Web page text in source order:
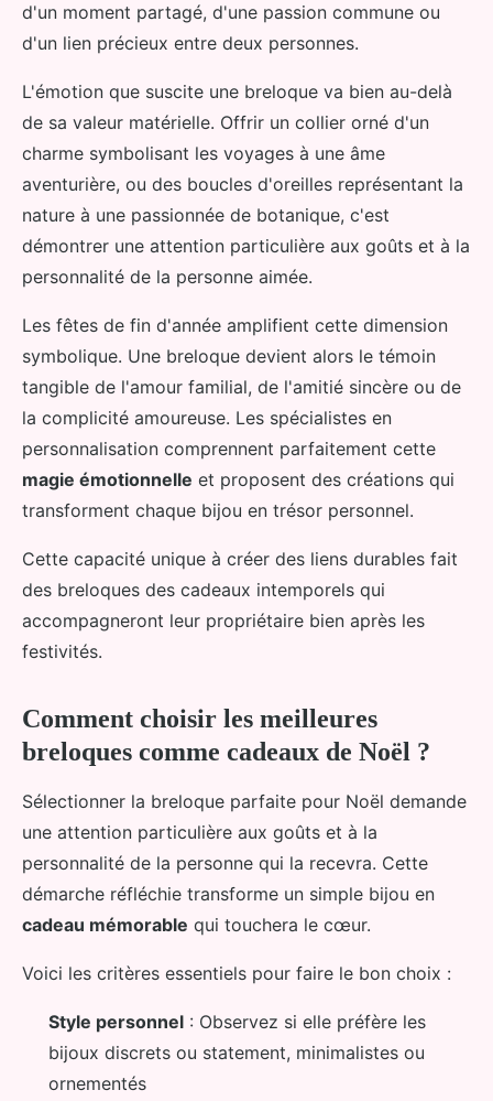
d'un moment partagé, d'une passion commune ou
d'un lien précieux entre deux personnes.
L'émotion que suscite une breloque va bien au-delà
de sa valeur matérielle. Offrir un collier orné d'un
charme symbolisant les voyages à une âme
aventurière, ou des boucles d'oreilles représentant la
nature à une passionnée de botanique, c'est
démontrer une attention particulière aux goûts et à la
personnalité de la personne aimée.
Les fêtes de fin d'année amplifient cette dimension
symbolique. Une breloque devient alors le témoin
tangible de l'amour familial, de l'amitié sincère ou de
la complicité amoureuse. Les spécialistes en
personnalisation comprennent parfaitement cette
magie émotionnelle et proposent des créations qui
transforment chaque bijou en trésor personnel.
Cette capacité unique à créer des liens durables fait
des breloques des cadeaux intemporels qui
accompagneront leur propriétaire bien après les
festivités.
Comment choisir les meilleures
breloques comme cadeaux de Noël ?
Sélectionner la breloque parfaite pour Noël demande
une attention particulière aux goûts et à la
personnalité de la personne qui la recevra. Cette
démarche réfléchie transforme un simple bijou en
cadeau mémorable qui touchera le cœur.
Voici les critères essentiels pour faire le bon choix :
Style personnel : Observez si elle préfère les
bijoux discrets ou statement, minimalistes ou
ornementés